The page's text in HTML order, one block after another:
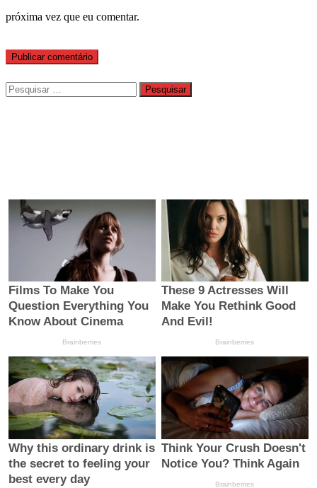
próxima vez que eu comentar.
Pesquisar
por: